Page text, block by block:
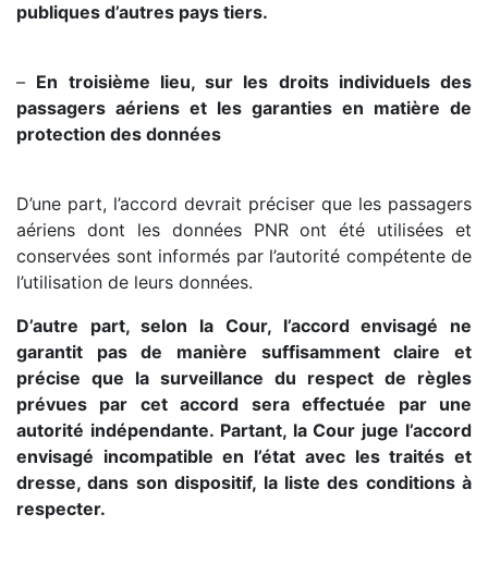
publiques d’autres pays tiers.
– En troisième lieu, sur les droits individuels des
passagers aériens et les garanties en matière de
protection des données
D’une part, l’accord devrait préciser que les passagers
aériens dont les données PNR ont été utilisées et
conservées sont informés par l’autorité compétente de
l’utilisation de leurs données.
D’autre part, selon la Cour, l’accord envisagé ne
garantit pas de manière suffisamment claire et
précise que la surveillance du respect de règles
prévues par cet accord sera effectuée par une
autorité indépendante. Partant, la Cour juge l’accord
envisagé incompatible en l’état avec les traités et
dresse, dans son dispositif, la liste des conditions à
respecter.